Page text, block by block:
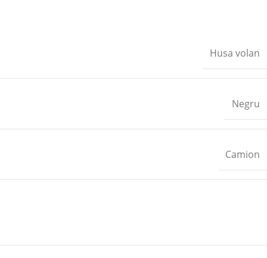
Husa volan
Negru
Camion